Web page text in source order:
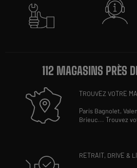
112 MAGASINS PRÈS
TROUVEZ VOTRE
Paris Bagnolet,
Brieuc...Trouvez
RETRAIT, DRIVE &